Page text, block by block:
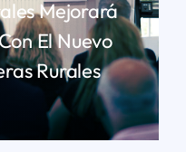
Mejorará
El Nuevo
Rurales